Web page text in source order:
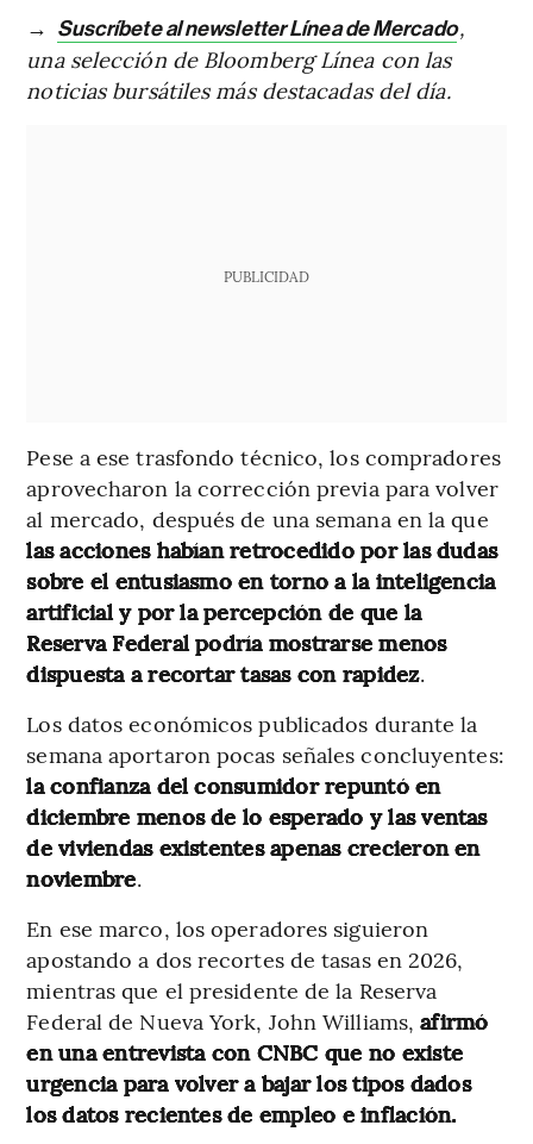
→ Suscríbete al newsletter Línea de Mercado,
una selección de Bloomberg Línea con las
noticias bursátiles más destacadas del día.
PUBLICIDAD
Pese a ese trasfondo técnico, los compradores
aprovecharon la corrección previa para volver
al mercado, después de una semana en la que
las acciones habían retrocedido por las dudas
sobre el entusiasmo en torno a la inteligencia
artificial y por la percepción de que la
Reserva Federal podría mostrarse menos
dispuesta a recortar tasas con rapidez.
Los datos económicos publicados durante la
semana aportaron pocas señales concluyentes:
la confianza del consumidor repuntó en
diciembre menos de lo esperado y las ventas
de viviendas existentes apenas crecieron en
noviembre.
En ese marco, los operadores siguieron
apostando a dos recortes de tasas en 2026,
mientras que el presidente de la Reserva
Federal de Nueva York, John Williams,afirmó
en una entrevista con CNBC que no existe
urgencia para volver a bajar los tipos dados
los datos recientes de empleo e inflación.